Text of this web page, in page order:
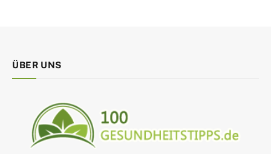
ÜBER UNS